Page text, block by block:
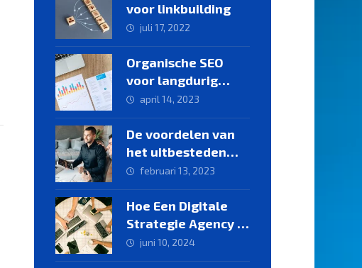
voor linkbuilding
juli 17, 2022
Organische SEO
voor langdurig
online succes: zo
werkt het
april 14, 2023
De voordelen van
het uitbesteden
van je linkbuilding
februari 13, 2023
Hoe Een Digitale
Strategie Agency in
Amsterdam je
Bedrijf Kan
juni 10, 2024